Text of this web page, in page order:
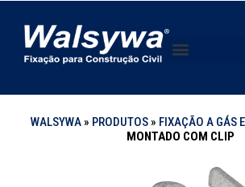
WALSYWA» PRODUTOS» FIXAÇÃO A GÁS
MONTADO COM CLIP